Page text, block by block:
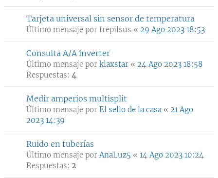
Tarjeta universal sin sensor de temperatura
Último mensaje por frepilsus « 29 Ago 2023 18:53
Consulta A/A inverter
Último mensaje por klaxstar « 24 Ago 2023 18:58
Respuestas: 4
Medir amperios multisplit
Último mensaje por El sello de la casa « 21 Ago
2023 14:39
Ruido en tuberías
Último mensaje porAnaLuz5 « 14 Ago 2023 10:24
Respuestas: 2